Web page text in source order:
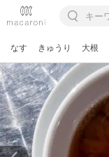
なす きゅうり 大根